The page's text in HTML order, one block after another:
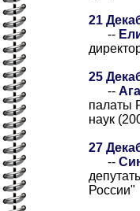
21
--
25
--
палаты
наук
27
--
России"